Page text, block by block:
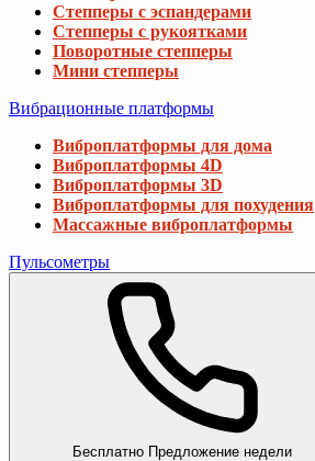
Степперы с эспандерами
Степперы с рукоятками
Поворотные степперы
Мини степперы
Вибрационные платформы
Виброплатформы для дома
Виброплатформы 4D
Виброплатформы 3D
Виброплатформы для похудения
Массажные виброплатформы
Пульсометры
Бесплатно Предложение недели